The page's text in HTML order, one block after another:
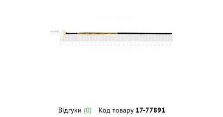
Відгуки (0) Код товару 17-77891